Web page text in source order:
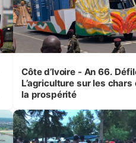
Côte d’Ivoire - An 66.
L’agriculture sur les chars
la prospérité